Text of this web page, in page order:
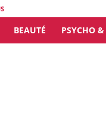
BEAUTÉ PSYCHO